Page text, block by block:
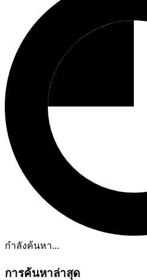
กำลังค้นหา...
การค้นหาล่าสุด